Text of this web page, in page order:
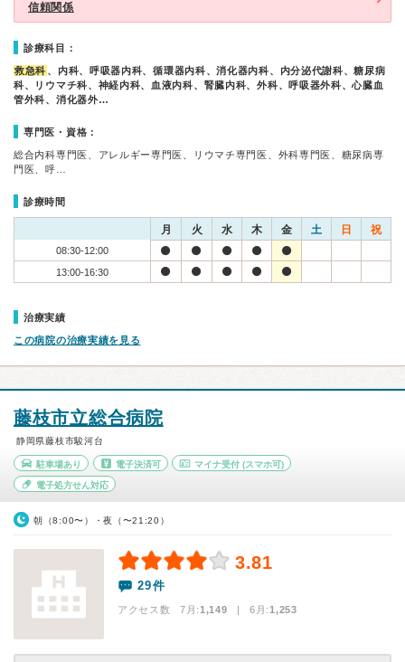
信頼関係
診療科目：
救急科 、内科、呼吸器内科、循環器内科、消化器内科、内分泌代謝科、糖尿病
科、リウマチ科、神経内科、血液内科、腎臓内科、外科、呼吸器外科、心臓血
管外科、消化器外…
専門医・資格：
総合内科専門医、アレルギー専門医、リウマチ専門医、外科専門医、糖尿病専
門医、呼…
診療時間
月 火 水 木 金 土 日 祝
08:30-12:00
13:00-16:30
治療実績
この病院の治療実績を見る
藤枝市立総合病院
静岡県藤枝市駿河台
駐車場あり 電子決済可 マイナ受付 (スマホ可)
電子処方せん対応
朝（8:00〜）・夜（〜21:20）
3.81
29件
アクセス数 7月:1,149 | 6月:1,253